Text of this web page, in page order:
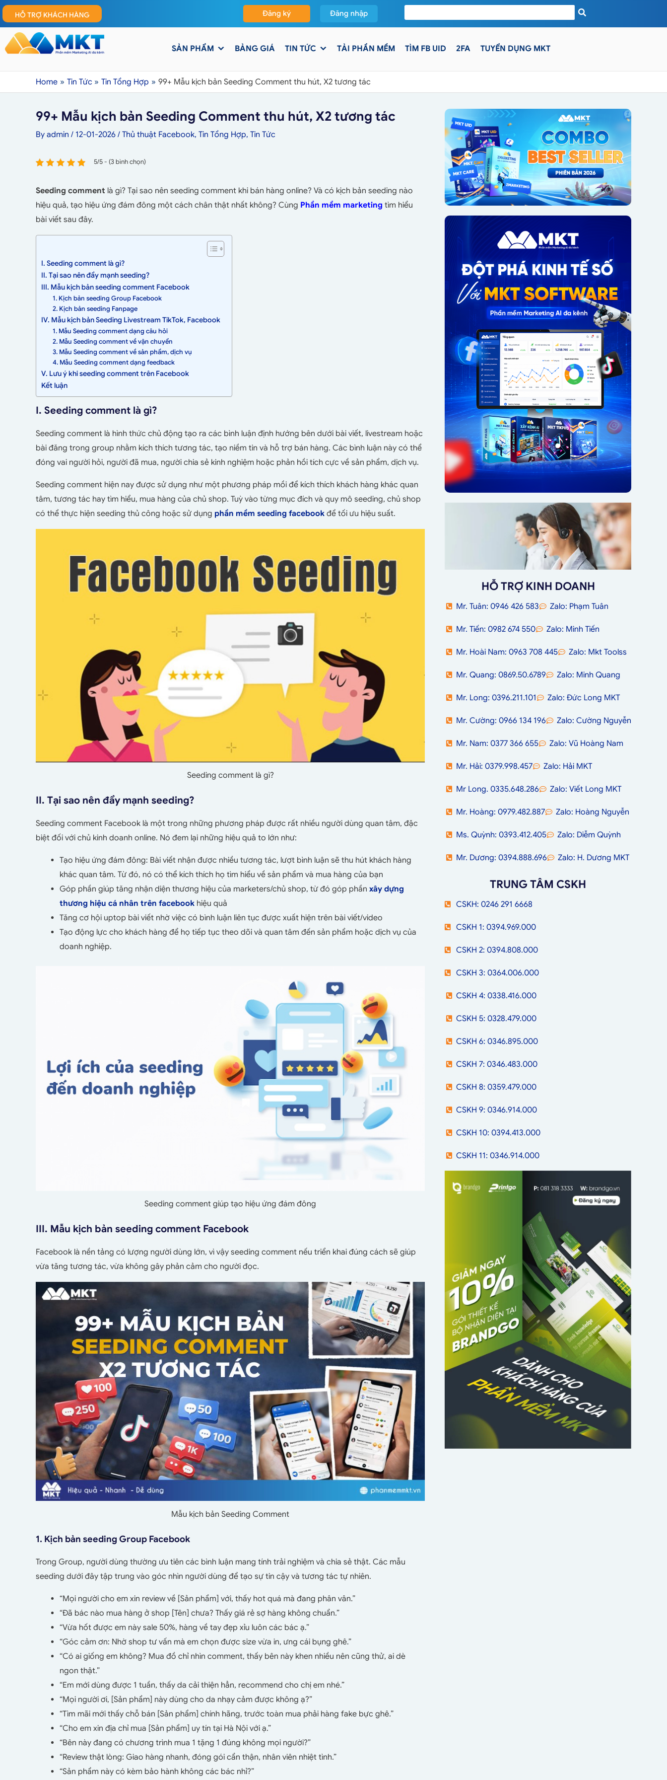
HỖ TRỢ KHÁCH HÀNG Đăng ký Đăng nhập
SẢN PHẨM BẢNG GIÁ TIN TỨC TẢI PHẦN MỀM TÌM FB UID 2FA TUYỂN DỤNG MKT
Home Tin Tức Tin Tổng Hợp 99+ Mẫu kịch bản Seeding Comment thu hút, X2 tương tác
99+ Mẫu kịch bản Seeding Comment thu hút, X2 tương tác
By admin / 12-01-2026 / Thủ thuật Facebook, Tin Tổng Hợp, Tin Tức
5/5 - (3 bình chọn)
Seeding comment là gì? Tại sao nên seeding comment khi bán hàng online? Và có kịch bản seeding nào
hiệu quả, tạo hiệu ứng đám đông một cách chân thật nhất không? Cùng Phần mềm marketing tìm hiểu
bài viết sau đây.
I. Seeding comment là gì?
II. Tại sao nên đẩy mạnh seeding?
III. Mẫu kịch bản seeding comment Facebook
1. Kịch bản seeding Group Facebook
2. Kịch bản seeding Fanpage
IV. Mẫu kịch bản Seeding Livestream TikTok, Facebook
1. Mẫu Seeding comment dạng câu hỏi
2. Mẫu Seeding comment về vận chuyển
3. Mẫu Seeding comment về sản phẩm, dịch vụ
4. Mẫu Seeding comment dạng feedback
V. Lưu ý khi seeding comment trên Facebook
Kết luận
I. Seeding comment là gì?
Seeding comment là hình thức chủ động tạo ra các bình luận định hướng bên dưới bài viết, livestream hoặc
bài đăng trong group nhằm kích thích tương tác, tạo niềm tin và hỗ trợ bán hàng. Các bình luận này có thể
đóng vai người hỏi, người đã mua, người chia sẻ kinh nghiệm hoặc phản hồi tích cực về sản phẩm, dịch vụ.
Seeding comment hiện nay được sử dụng như một phương pháp mồi để kích thích khách hàng khác quan
tâm, tương tác hay tìm hiểu, mua hàng của chủ shop. Tuỳ vào từng mục đích và quy mô seeding, chủ shop
có thể thực hiện seeding thủ công hoặc sử dụng phần mềm seeding facebook để tối ưu hiệu suất.
Seeding comment là gì?
II. Tại sao nên đẩy mạnh seeding?
Seeding comment Facebook là một trong những phương pháp được rất nhiều người dùng quan tâm, đặc
biệt đối với chủ kinh doanh online. Nó đem lại những hiệu quả to lớn như:
Tạo hiệu ứng đám đông: Bài viết nhận được nhiều tương tác, lượt bình luận sẽ thu hút khách hàng
khác quan tâm. Từ đó, nó có thể kích thích họ tìm hiểu về sản phẩm và mua hàng của bạn
Góp phần giúp tăng nhận diện thương hiệu của marketers/chủ shop, từ đó góp phần xây dựng
thương hiệu cá nhân trên facebook hiệu quả
Tăng cơ hội uptop bài viết nhờ việc có bình luận liên tục được xuất hiện trên bài viết/video
Tạo động lực cho khách hàng để họ tiếp tục theo dõi và quan tâm đến sản phẩm hoặc dịch vụ của
doanh nghiệp.
Seeding comment giúp tạo hiệu ứng đám đông
III. Mẫu kịch bản seeding comment Facebook
Facebook là nền tảng có lượng người dùng lớn, vì vậy seeding comment nếu triển khai đúng cách sẽ giúp
vừa tăng tương tác, vừa không gây phản cảm cho người đọc.
Mẫu kịch bản Seeding Comment
1. Kịch bản seeding Group Facebook
Trong Group, người dùng thường ưu tiên các bình luận mang tính trải nghiệm và chia sẻ thật. Các mẫu
seeding dưới đây tập trung vào góc nhìn người dùng để tạo sự tin cậy và tương tác tự nhiên.
“Mọi người cho em xin review về [Sản phẩm] với, thấy hot quá mà đang phân vân.”
“Đã bác nào mua hàng ở shop [Tên] chưa? Thấy giá rẻ sợ hàng không chuẩn.”
“Vừa hốt được em này sale 50%, hàng về tay đẹp xỉu luôn các bác ạ.”
“Góc cảm ơn: Nhờ shop tư vấn mà em chọn được size vừa in, ưng cái bụng ghê.”
“Có ai giống em không? Mua đồ chỉ nhìn comment, thấy bên này khen nhiều nên cũng thử, ai dè
ngon thật.”
“Em mới dùng được 1 tuần, thấy da cải thiện hẳn, recommend cho chị em nhé.”
“Mọi người ơi, [Sản phẩm] này dùng cho da nhạy cảm được không ạ?”
“Tìm mãi mới thấy chỗ bán [Sản phẩm] chính hãng, trước toàn mua phải hàng fake bực ghê.”
“Cho em xin địa chỉ mua [Sản phẩm] uy tín tại Hà Nội với ạ.”
“Bên này đang có chương trình mua 1 tặng 1 đúng không mọi người?”
“Review thật lòng: Giao hàng nhanh, đóng gói cẩn thận, nhân viên nhiệt tình.”
“Sản phẩm này có kèm bảo hành không các bác nhỉ?”
HỖ TRỢ KINH DOANH
Mr. Tuân: 0946 426 583 Zalo: Phạm Tuân
Mr. Tiến: 0982 674 550 Zalo: Minh Tiến
Mr. Hoài Nam: 0963 708 445 Zalo: Mkt Toolss
Mr. Quang: 0869.50.6789 Zalo: Minh Quang
Mr. Long: 0396.211.101 Zalo: Đức Long MKT
Mr. Cường: 0966 134 196 Zalo: Cường Nguyễn
Mr. Nam: 0377 366 655 Zalo: Vũ Hoàng Nam
Mr. Hải: 0379.998.457 Zalo: Hải MKT
Mr Long. 0335.648.286 Zalo: Viết Long MKT
Mr. Hoàng: 0979.482.887 Zalo: Hoàng Nguyễn
Ms. Quỳnh: 0393.412.405 Zalo: Diễm Quỳnh
Mr. Dương: 0394.888.696 Zalo: H. Dương MKT
TRUNG TÂM CSKH
CSKH: 0246 291 6668
CSKH 1: 0394.969.000
CSKH 2: 0394.808.000
CSKH 3: 0364.006.000
CSKH 4: 0338.416.000
CSKH 5: 0328.479.000
CSKH 6: 0346.895.000
CSKH 7: 0346.483.000
CSKH 8: 0359.479.000
CSKH 9: 0346.914.000
CSKH 10: 0394.413.000
CSKH 11: 0346.914.000